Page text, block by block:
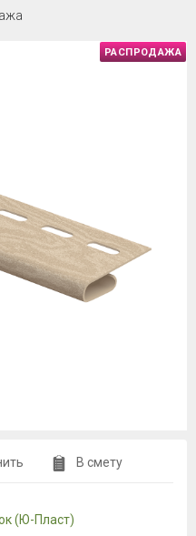
РАСПРОДАЖА
В смету
(Ю-Пласт)